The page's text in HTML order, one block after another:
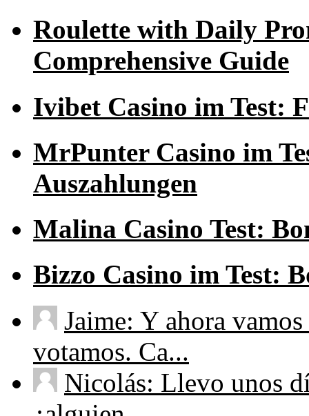
Roulette with Daily
Comprehensive Guide
Ivibet Casino im Test:
MrPunter Casino im
Auszahlungen
Malina Casino Test:
Bizzo Casino im Test:
Jaime: Y ahora
votamos. Ca...
Nicolás: Llevo unos